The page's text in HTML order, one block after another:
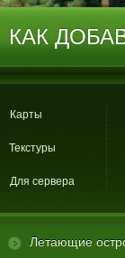
КАК
Карты
Текстуры
Для сервера
Летающие